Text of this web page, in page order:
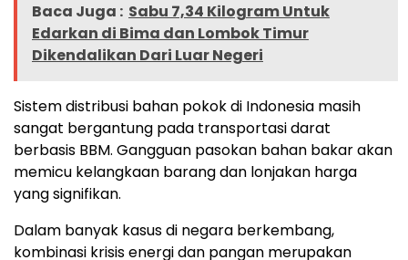
Baca Juga : Sabu 7,34 Kilogram Untuk
Edarkan di Bima dan Lombok Timur
Dikendalikan Dari Luar Negeri
Sistem distribusi bahan pokok di Indonesia masih
sangat bergantung pada transportasi darat
berbasis BBM. Gangguan pasokan bahan bakar akan
memicu kelangkaan barang dan lonjakan harga
yang signifikan.
Dalam banyak kasus di negara berkembang,
kombinasi krisis energi dan pangan merupakan